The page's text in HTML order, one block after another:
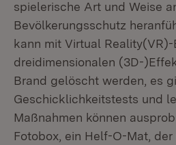
spielerische Art und Weise
Bevölkerungsschutz
kann mit Virtual
dreidimensionalen (3D-
Brand gelöscht werden, es
Geschicklichkeitstests und
Maßnahmen können
Fotobox, ein Helf-O-Mat,